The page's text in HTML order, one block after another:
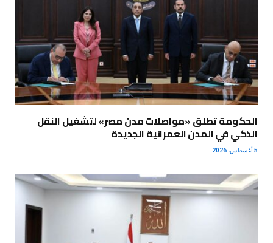
الحكومة تطلق «مواصلات مدن مصر» لتشغيل النقل
الذكي في المدن العمرانية الجديدة
5 أغسطس، 2026